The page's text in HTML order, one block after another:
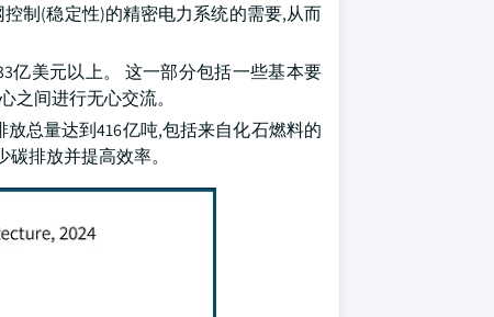
制(稳定性)的精密电力系统的需要,从而
亿美元以上。 这一部分包括一些基本要
间进行无心交流。
总量达到416亿吨,包括来自化石燃料的
排放并提高效率。